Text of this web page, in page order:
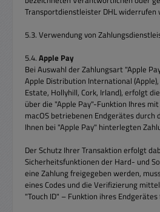
Transportdienstleister DHL widerrufen
5.3. Verwendung von
5.4. Apple Pay
Bei Auswahl der Zahlungsart "Apple
Apple Distribution International
Estate, Hollyhill, Cork, Irland), erfolgt
über die "Apple Pay"-Funktion Ihres
macOS betriebenen Endgerätes durch
Ihnen bei "Apple Pay" hinterlegten
Der Schutz Ihrer Transaktion erfolgt
Sicherheitsfunktionen der Hard- und
eine Zahlung freigegeben werden,
eines Codes und die Verifizierung
"Touch ID" – Funktion ihres